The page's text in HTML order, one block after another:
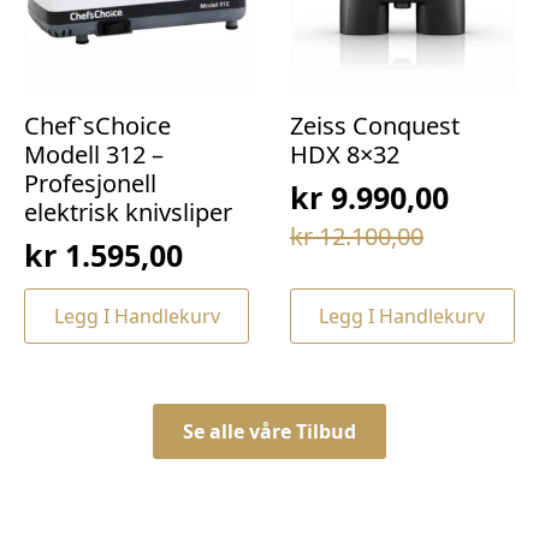
Chef`sChoice
Modell 312 –
Profesjonell
elektrisk knivsliper
kr 1.595,00
Legg I Handlekurv
Zeiss Conquest
HDX 8×32
kr12.100,00
Opprinnelig
var:
kr 12.100,00.
kr9.990,00
Nåværende
er:
kr 9.990,00.
Legg I Handlekurv
Se alle våre Tilbud